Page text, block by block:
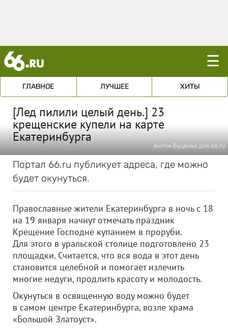
☰
ГЛАВНОЕ ЛУЧШЕЕ ХИТЫ
[Лед пилили целый день.] 23
крещенские купели на карте
Екатеринбурга
Антон Буценко для 66.ru
Портал 66.ru публикует адреса, где можно
будет окунуться.
Православные жители Екатеринбурга в ночь с 18
на 19 января начнут отмечать праздник
Крещение Господне купанием в проруби.
Для этого в уральской столице подготовлено 23
площадки. Считается, что вся вода в этот день
становится целебной и помогает излечить
многие недуги, продлить красоту и молодость.
Окунуться в освященную воду можно будет
в самом центре Екатеринбурга, возле храма
«Большой Златоуст».